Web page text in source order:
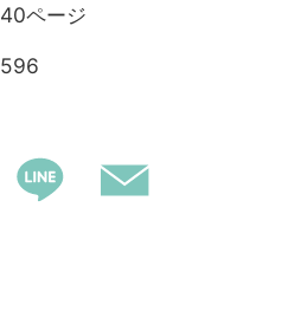
40ページ
596